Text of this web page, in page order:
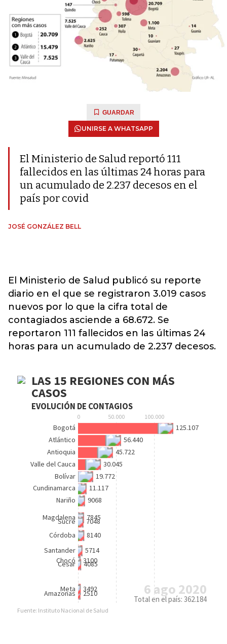
GUARDAR
UNIRSE A WHATSAPP
El Ministerio de Salud reportó 111
fallecidos en las últimas 24 horas para
un acumulado de 2.237 decesos en el
país por covid
JOSÉ GONZÁLEZ BELL
El Ministerio de Salud publicó su reporte
diario en el que se registraron 3.019 casos
nuevos por lo que la cifra total de
contagiados asciende a 68.672. Se
reportaron 111 fallecidos en las últimas 24
horas para un acumulado de 2.237 decesos.